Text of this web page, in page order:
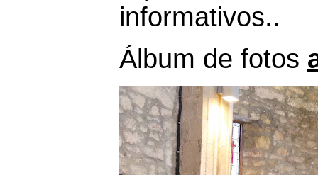
informativos..
Álbum de fotos